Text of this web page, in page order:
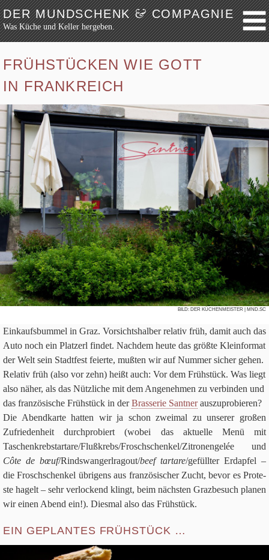
DER MUNDSCHENK&COMPAGNIE
Was Küche und Keller hergeben.
Weiter zum Inhalt
Festmahl
Küche
Keller
Lokalbesuch
Markttag
Hortikultur
Werkzeug
Bibliothek
Schaustücke
Potpourri
Rezepte
Über uns
Suchen nach:
FRÜHSTÜCKEN WIE GOTT
IN FRANKREICH
BILD: DER KÜCHENMEISTER | MND.SC
Ein­kaufs­bum­mel in Graz. Vor­sichts­hal­ber rela­tiv früh, damit auch das
Auto noch ein Plat­zerl fin­det. Nach­dem heute das größte Klein­for­mat
der Welt sein Stadt­fest fei­erte, muß­ten wir auf Num­mer sicher gehen.
Rela­tiv früh (also vor zehn) heißt auch: Vor dem Früh­stück. Was liegt
also näher, als das Nütz­li­che mit dem Ange­neh­men zu ver­bin­den und
das fran­zö­si­sche Früh­stück in derBras­se­rie Sant­neraus­zu­pro­bie­ren?
Die Abend­karte hat­ten wir ja schon zwei­mal zu unse­rer gro­ßen
Zufrie­den­heit durch­pro­biert (wobei das aktu­elle Menü mit
Taschenkrebstartare/​Flußkrebs/​Froschschenkel/​Zitronengelée und
Côte de bœuf/​Rindswangerlragout/​beef tar­tare/​gefüllter Erd­ap­fel –
die Frosch­schen­kel übri­gens aus fran­zö­si­scher Zucht, bevor es Pro­te­
ste hagelt – sehr ver­lockend klingt, beim näch­sten Graz­be­such pla­nen
wir einen Abend ein!). Dies­mal also das Frühstück.
EIN GEPLANTES FRÜHSTÜCK …